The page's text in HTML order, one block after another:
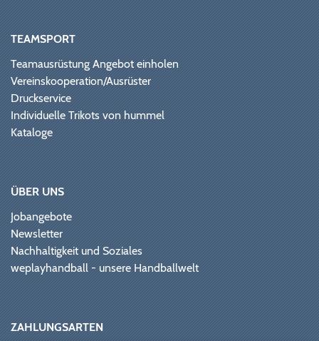
TEAMSPORT
Teamausrüstung Angebot einholen
Vereinskooperation/Ausrüster
Druckservice
Individuelle Trikots von hummel
Kataloge
ÜBER UNS
Jobangebote
Newsletter
Nachhaltigkeit und Soziales
weplayhandball - unsere Handballwelt
ZAHLUNGSARTEN